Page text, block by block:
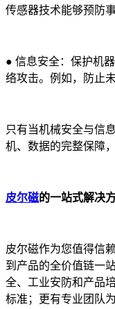
传感器技术能够预防
● 信息安全：保护机
络攻击。例如，防止
只有当机械安全与信
机、数据的完整保障
皮尔磁的一站式解决
皮尔磁作为您值得信
到产品的全价值链一
全、工业安防和产品
标准；更有专业团队